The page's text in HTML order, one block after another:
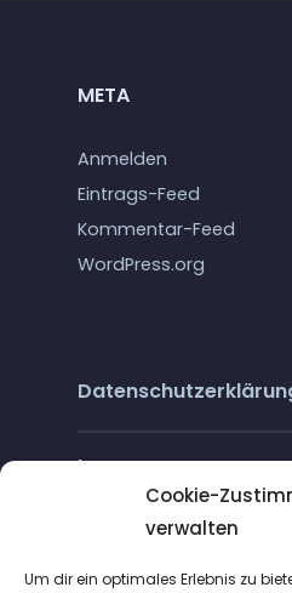
Cookie-
verwalten
Um dir ein optimales Erlebnis zu
META
Anmelden
Eintrags-Feed
Kommentar-Feed
WordPress.org
Impressum
Cookie-Richtlinie (EU)